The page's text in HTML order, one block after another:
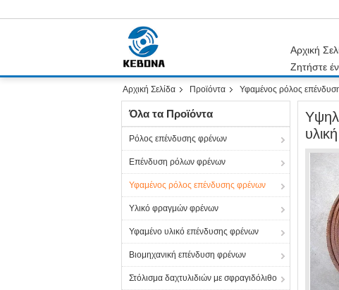
Αρχική
Ζητήστε
Αρχική Σελίδα Προϊόντα Υφαμένος ρόλος
Όλα τα Προϊόντα
Ρόλος επένδυσης φρένων
Επένδυση ρόλων φρένων
Υφαμένος ρόλος επένδυσης φρένων
Υλικό φραγμών φρένων
Υφαμένο υλικό επένδυσης φρένων
Βιομηχανική επένδυση φρένων
Στόλισμα δαχτυλιδιών με σφραγιδόλιθο